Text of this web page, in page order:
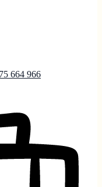
664 966